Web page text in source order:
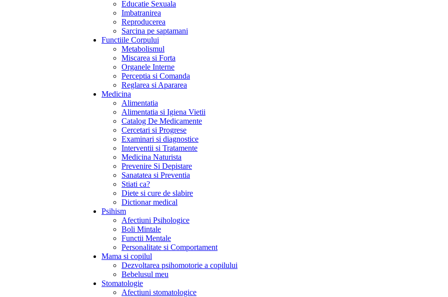
Educatie Sexuala
Imbatranirea
Reproducerea
Sarcina pe saptamani
Functiile Corpului
Metabolismul
Miscarea si Forta
Organele Interne
Perceptia si Comanda
Reglarea si Apararea
Medicina
Alimentatia
Alimentatia si Igiena Vietii
Catalog De Medicamente
Cercetari si Progrese
Examinari si diagnostice
Interventii si Tratamente
Medicina Naturista
Prevenire Si Depistare
Sanatatea si Preventia
Stiati ca?
Diete si cure de slabire
Dictionar medical
Psihism
Afectiuni Psihologice
Boli Mintale
Functii Mentale
Personalitate si Comportament
Mama si copilul
Dezvoltarea psihomotorie a copilului
Bebelusul meu
Stomatologie
Afectiuni stomatologice